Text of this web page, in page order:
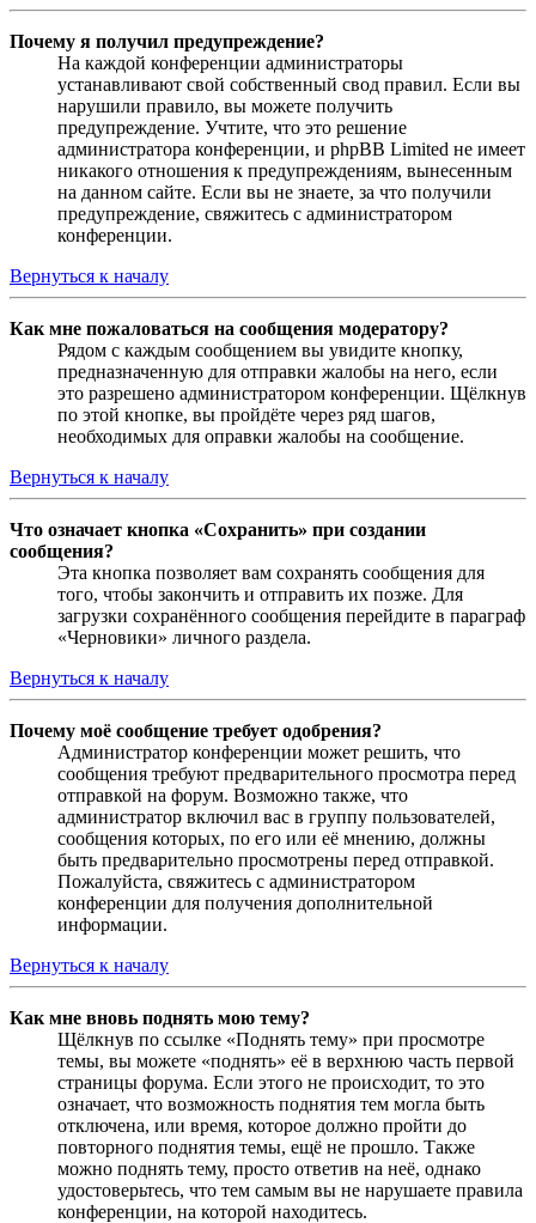
Почему я получил предупреждение?
На каждой конференции администраторы
устанавливают свой собственный свод правил. Если вы
нарушили правило, вы можете получить
предупреждение. Учтите, что это решение
администратора конференции, и phpBB Limited не имеет
никакого отношения к предупреждениям, вынесенным
на данном сайте. Если вы не знаете, за что получили
предупреждение, свяжитесь с администратором
конференции.
Вернуться к началу
Как мне пожаловаться на сообщения модератору?
Рядом с каждым сообщением вы увидите кнопку,
предназначенную для отправки жалобы на него, если
это разрешено администратором конференции. Щёлкнув
по этой кнопке, вы пройдёте через ряд шагов,
необходимых для оправки жалобы на сообщение.
Вернуться к началу
Что означает кнопка «Сохранить» при создании
сообщения?
Эта кнопка позволяет вам сохранять сообщения для
того, чтобы закончить и отправить их позже. Для
загрузки сохранённого сообщения перейдите в параграф
«Черновики» личного раздела.
Вернуться к началу
Почему моё сообщение требует одобрения?
Администратор конференции может решить, что
сообщения требуют предварительного просмотра перед
отправкой на форум. Возможно также, что
администратор включил вас в группу пользователей,
сообщения которых, по его или её мнению, должны
быть предварительно просмотрены перед отправкой.
Пожалуйста, свяжитесь с администратором
конференции для получения дополнительной
информации.
Вернуться к началу
Как мне вновь поднять мою тему?
Щёлкнув по ссылке «Поднять тему» при просмотре
темы, вы можете «поднять» её в верхнюю часть первой
страницы форума. Если этого не происходит, то это
означает, что возможность поднятия тем могла быть
отключена, или время, которое должно пройти до
повторного поднятия темы, ещё не прошло. Также
можно поднять тему, просто ответив на неё, однако
удостоверьтесь, что тем самым вы не нарушаете правила
конференции, на которой находитесь.